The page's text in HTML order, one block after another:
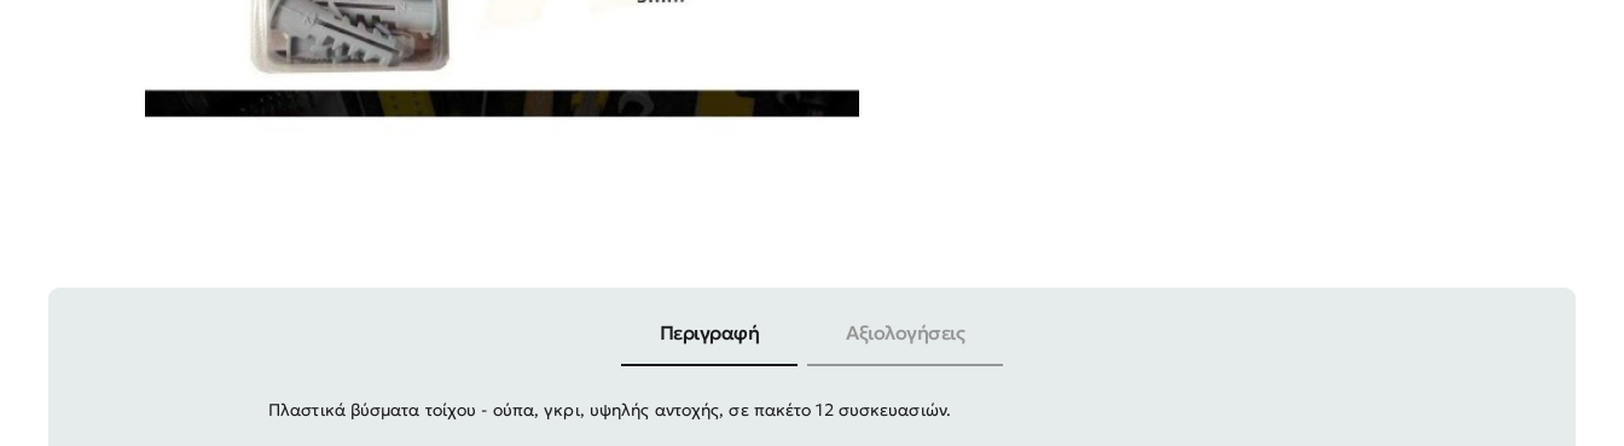
Περιγραφή Αξιολογήσεις
Πλαστικά βύσματα τοίχου - ούπα, γκρι, υψηλής αντοχής, σε πακέτο 12 συσκευασιών.